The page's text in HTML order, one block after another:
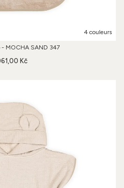
4 couleurs
- MOCHA SAND 347
Kč